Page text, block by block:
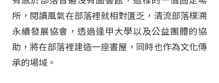
所，閱讀風氣在部落裡就相對匱乏，清流部落樸溯
永續發展協會，透過逢甲大學以及公益團體的協
助，將在部落裡建造一座書屋，同時也作為文化傳
承的場域。